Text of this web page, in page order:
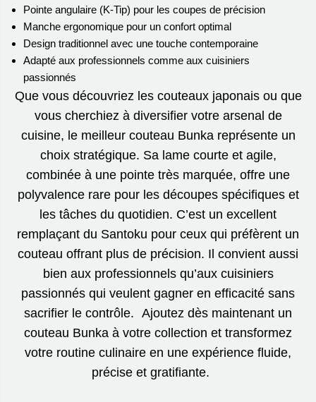
Pointe angulaire (K-Tip) pour les coupes de précision
Manche ergonomique pour un confort optimal
Design traditionnel avec une touche contemporaine
Adapté aux professionnels comme aux cuisiniers
passionnés
Que vous découvriez les couteaux japonais ou que
vous cherchiez à diversifier votre arsenal de
cuisine, le meilleur couteau Bunka représente un
choix stratégique. Sa lame courte et agile,
combinée à une pointe très marquée, offre une
polyvalence rare pour les découpes spécifiques et
les tâches du quotidien. C’est un excellent
remplaçant du Santoku pour ceux qui préfèrent un
couteau offrant plus de précision. Il convient aussi
bien aux professionnels qu’aux cuisiniers
passionnés qui veulent gagner en efficacité sans
sacrifier le contrôle. Ajoutez dès maintenant un
couteau Bunka à votre collection et transformez
votre routine culinaire en une expérience fluide,
précise et gratifiante.